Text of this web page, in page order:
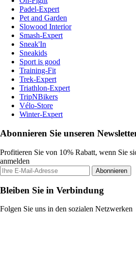
Padel-Expert
Pet and Garden
Slowood Interior
Smash-Expert
Sneak'In
Sneakids
Sport is good
Training-Fit
Trek-Expert
Triathlon-Expert
TripNBikers
Vélo-Store
Winter-Expert
Abonnieren Sie unseren
Profitieren Sie von 10% Rabatt, wenn Sie
anmelden
Abonnieren
Bleiben Sie in Verbindung
Folgen Sie uns in den sozialen Netzwerken